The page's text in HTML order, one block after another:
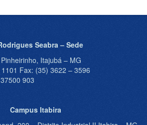
Seabra – Sede
Itajubá – MG
Fax: (35) 3622 – 3596
903
Campus Itabira